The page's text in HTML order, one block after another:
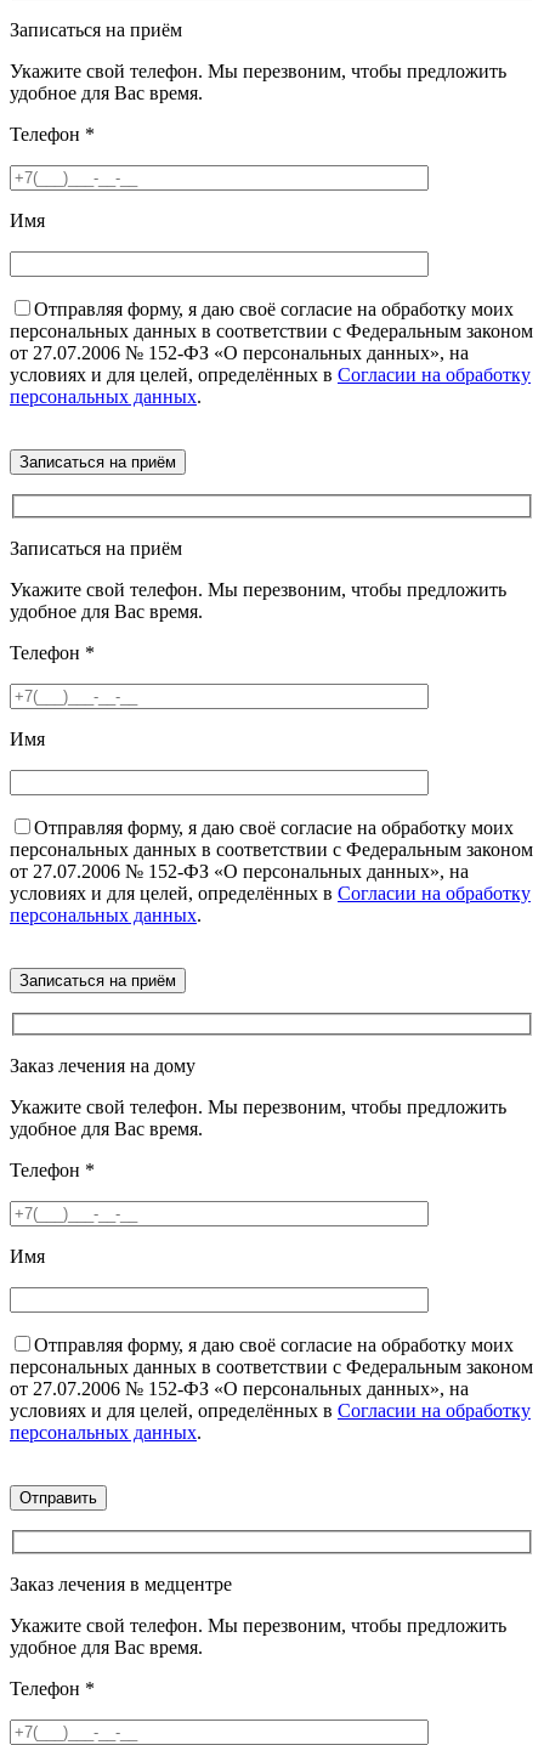
Записаться на приём
Укажите свой телефон. Мы перезвоним, чтобы предложить
удобное для Вас время.
Телефон *
Имя
Отправляя форму, я даю своё согласие на обработку моих
персональных данных в соответствии с Федеральным законом
от 27.07.2006 № 152-ФЗ «О персональных данных», на
условиях и для целей, определённых в Согласии на обработку
персональных данных.
Записаться на приём
Укажите свой телефон. Мы перезвоним, чтобы предложить
удобное для Вас время.
Телефон *
Имя
Отправляя форму, я даю своё согласие на обработку моих
персональных данных в соответствии с Федеральным законом
от 27.07.2006 № 152-ФЗ «О персональных данных», на
условиях и для целей, определённых в Согласии на обработку
персональных данных.
Заказ лечения на дому
Укажите свой телефон. Мы перезвоним, чтобы предложить
удобное для Вас время.
Телефон *
Имя
Отправляя форму, я даю своё согласие на обработку моих
персональных данных в соответствии с Федеральным законом
от 27.07.2006 № 152-ФЗ «О персональных данных», на
условиях и для целей, определённых в Согласии на обработку
персональных данных.
Заказ лечения в медцентре
Укажите свой телефон. Мы перезвоним, чтобы предложить
удобное для Вас время.
Телефон *